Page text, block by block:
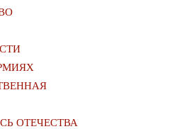
ОТЕЧЕСТВА